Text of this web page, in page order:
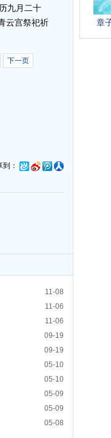
九月二十
云宫祭祀祈
下一页
到：
11-08
11-06
11-06
09-19
09-19
05-10
05-10
05-09
05-09
05-08